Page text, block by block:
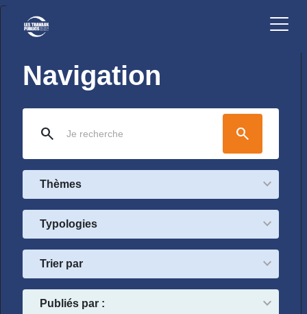
Navigation
search search
Thèmes
Typologies
Trier par
Publiés par :